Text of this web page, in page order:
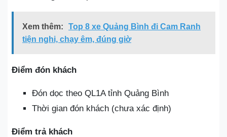
Xem thêm:
Top 8 xe Quảng Bình đi Cam Ranh
tiện nghi, chạy êm, đúng giờ
Điểm đón khách
Đón dọc theo QL1A tỉnh Quảng Bình
Thời gian đón khách (chưa xác định)
Điểm trả khách